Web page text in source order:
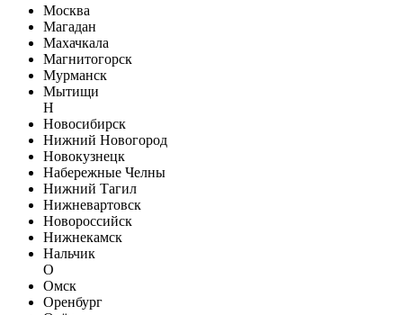
Москва
Магадан
Махачкала
Магнитогорск
Мурманск
Мытищи
Н
Новосибирск
Нижний Новогород
Новокузнецк
Набережные Челны
Нижний Тагил
Нижневартовск
Новороссийск
Нижнекамск
Нальчик
О
Омск
Оренбург